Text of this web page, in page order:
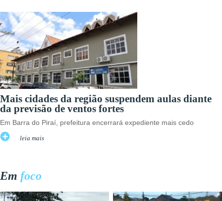
Mais cidades da região suspendem aulas diante
da previsão de ventos fortes
Em Barra do Piraí, prefeitura encerrará expediente mais cedo
leia mais
Em foco